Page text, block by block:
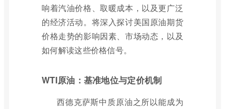
响着汽油价格、取暖成本，以及更广泛
的经济活动。将深入探讨美国原油期货
价格走势的影响因素、市场动态，以及
如何解读这些价格信号。
WTI原油：基准地位与定价机制
西德克萨斯中质原油之所以能成为